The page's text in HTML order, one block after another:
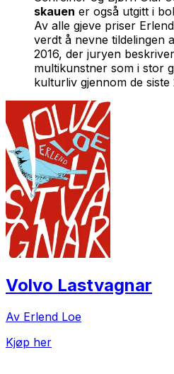
skauen er også utgitt i
Av alle gjeve priser
verdt å nevne tildelingen
2016, der juryen
multikunstner som i stor
kulturliv gjennom de siste
Volvo Lastvagnar
Av Erlend Loe
Kjøp her